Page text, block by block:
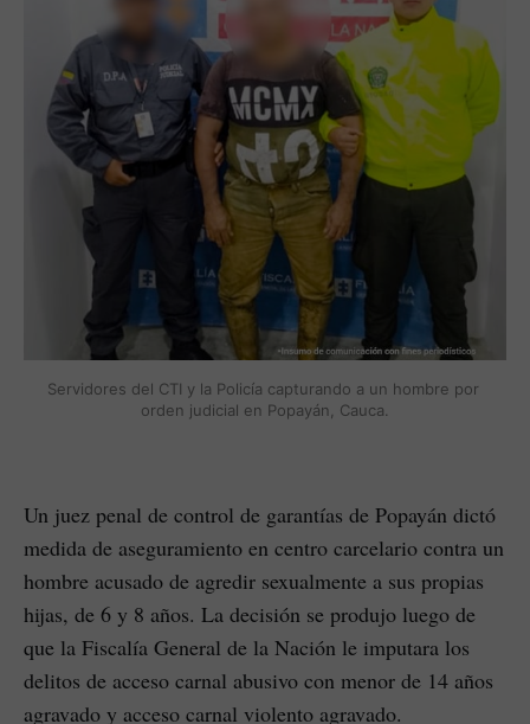
Servidores del CTI y la Policía capturando a un hombre por
orden judicial en Popayán, Cauca.
Un juez penal de control de garantías de Popayán dictó
medida de aseguramiento en centro carcelario contra un
hombre acusado de agredir sexualmente a sus propias
hijas, de 6 y 8 años. La decisión se produjo luego de
que la Fiscalía General de la Nación le imputara los
delitos de acceso carnal abusivo con menor de 14 años
agravado y acceso carnal violento agravado.